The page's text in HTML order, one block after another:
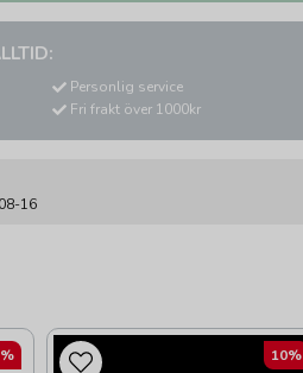
Personlig service
Fri frakt över 1000kr
16
10%